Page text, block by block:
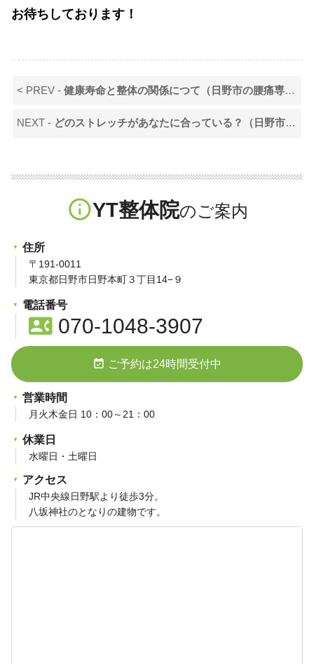
お待ちしております！
< PREV -健康寿命と整体の関係につて（日野市の腰痛専門YT整体院）
NEXT - どのストレッチがあなたに合っている？（日野市の腰痛専門YT整体院）
info_outlineYT整体院
住所
〒191-0011
東京都日野市日野本町３丁目14−９
電話番号
contact_phone070-1048-3907
event_available ご予約は24時間受付中
営業時間
月火木金日 10：00～21：00
休業日
水曜日・土曜日
アクセス
JR中央線日野駅より徒歩3分。
八坂神社のとなりの建物です。